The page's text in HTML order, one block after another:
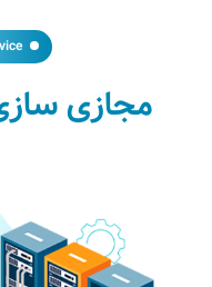
Network as a Service
مجازی